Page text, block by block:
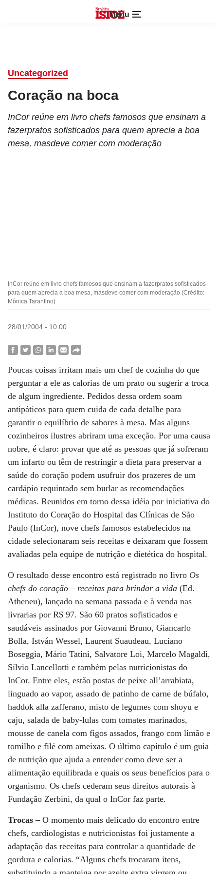
Menu
Uncategorized
Coração na boca
InCor reúne em livro chefs famosos que ensinam a
fazerpratos sofisticados para quem aprecia a boa
mesa, masdeve comer com moderação
InCor reúne em livro chefs famosos que ensinam a fazerpratos sofisticados
para quem aprecia a boa mesa, masdeve comer com moderação (Crédito:
Mônica Tarantino)
28/01/2004 - 10:00
Poucas coisas irritam mais um chef de cozinha do que
perguntar a ele as calorias de um prato ou sugerir a troca
de algum ingrediente. Pedidos dessa ordem soam
antipáticos para quem cuida de cada detalhe para
garantir o equilíbrio de sabores à mesa. Mas alguns
cozinheiros ilustres abriram uma exceção. Por uma causa
nobre, é claro: provar que até as pessoas que já sofreram
um infarto ou têm de restringir a dieta para preservar a
saúde do coração podem usufruir dos prazeres de um
cardápio requintado sem burlar as recomendações
médicas. Reunidos em torno dessa idéia por iniciativa do
Instituto do Coração do Hospital das Clínicas de São
Paulo (InCor), nove chefs famosos estabelecidos na
cidade selecionaram seis receitas e deixaram que fossem
avaliadas pela equipe de nutrição e dietética do hospital.
O resultado desse encontro está registrado no livro Os
chefs do coração – receitas para brindar a vida (Ed.
Atheneu), lançado na semana passada e à venda nas
livrarias por R$ 97. São 60 pratos sofisticados e
saudáveis assinados por Giovanni Bruno, Giancarlo
Bolla, István Wessel, Laurent Suaudeau, Luciano
Boseggia, Mário Tatini, Salvatore Loi, Marcelo Magaldi,
Sílvio Lancellotti e também pelas nutricionistas do
InCor. Entre eles, estão postas de peixe all’arrabiata,
linguado ao vapor, assado de patinho de carne de búfalo,
haddok alla zafferano, misto de legumes com shoyu e
caju, salada de baby-lulas com tomates marinados,
mousse de canela com figos assados, frango com limão e
tomilho e filé com ameixas. O último capítulo é um guia
de nutrição que ajuda a entender como deve ser a
alimentação equilibrada e quais os seus benefícios para o
organismo. Os chefs cederam seus direitos autorais à
Fundação Zerbini, da qual o InCor faz parte.
Trocas –O momento mais delicado do encontro entre
chefs, cardiologistas e nutricionistas foi justamente a
adaptação das receitas para controlar a quantidade de
gordura e calorias. “Alguns chefs trocaram itens,